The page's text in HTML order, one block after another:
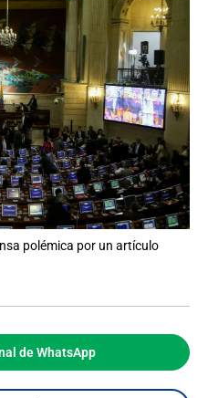
polémica por un artículo
de WhatsApp